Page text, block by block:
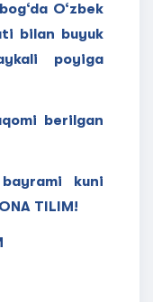
O‘zbek
bilan buyuk
poyiga
berilgan
kuni
TILIM!